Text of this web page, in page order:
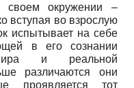
своем окружении –
вступая во взрослую
испытывает на себе
в его сознании
и реальной
различаются они
проявляется тот